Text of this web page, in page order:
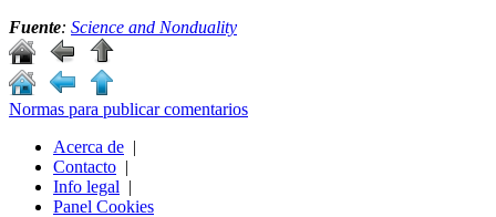
Fuente: Science and Nonduality
Normas para publicar comentarios
Acerca de |
Contacto |
Info legal |
Panel Cookies